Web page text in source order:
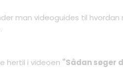
man videoguides til hvordan
hertil i videoen "Sådan søger